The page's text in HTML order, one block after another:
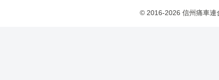
© 2016-2026 信州痛車連